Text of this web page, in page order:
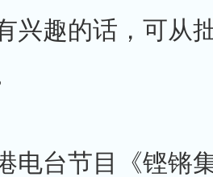
兴趣的话，可从
电台节目《铿锵